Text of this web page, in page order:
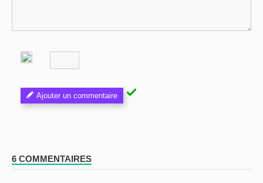
Ajouter un commentaire
6 COMMENTAIRES